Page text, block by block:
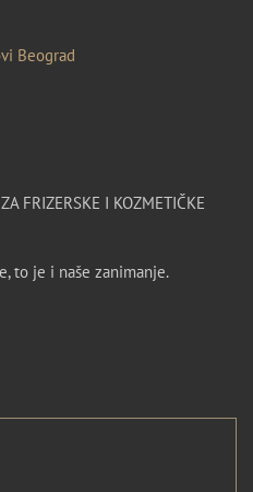
Beograd
FRIZERSKE I KOZMETIČKE
to je i naše zanimanje.